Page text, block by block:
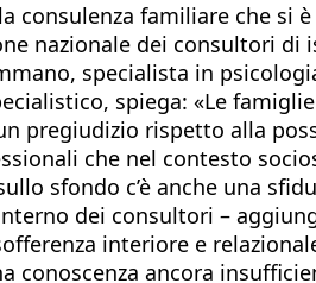
consulenza familiare che
nazionale dei consultori
specialista in
spiega: «Le
pregiudizio rispetto alla
che nel contesto
sfondo c’è anche una
dei consultori –
interiore e
ancora